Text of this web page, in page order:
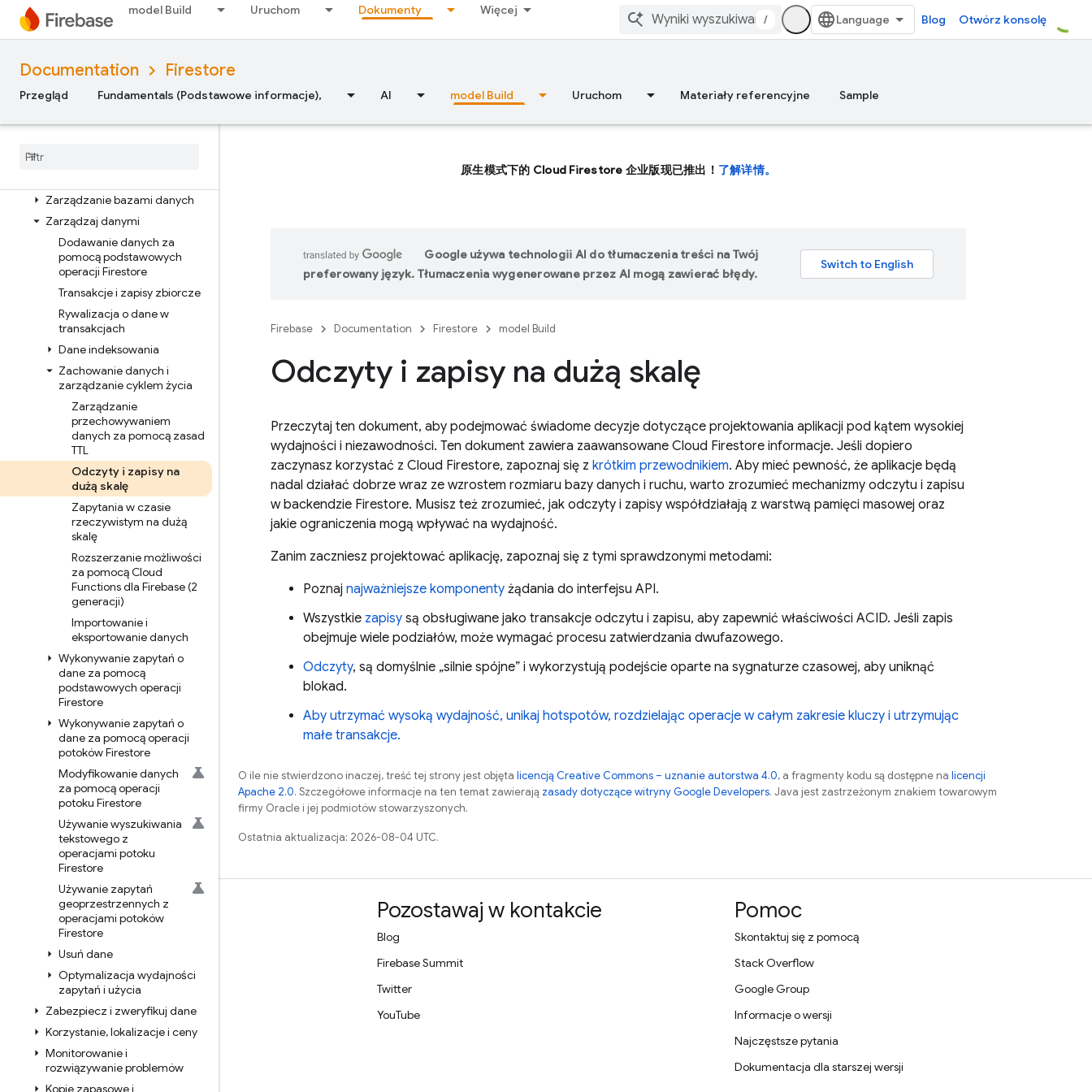
model Build Uruchom Dokumenty Więcej
/ Blog Otwórz konsolę
Documentation Firestore
Przegląd Fundamentals (Podstawowe informacje), AI model Build Uruchom Materiały referencyjne Sample
Omówienie trybów wersji
Enterprise
podstawowymi i potokowymi
Omówienie trybu natywnego
w wersji Enterprise
Pierwsze kroki z trybem
Zarządzanie bazami danych
Zarządzaj danymi
Dodawanie danych za
pomocą podstawowych
operacji Firestore
Transakcje i zapisy zbiorcze
Rywalizacja o dane w
transakcjach
Dane indeksowania
Zachowanie danych i
zarządzanie cyklem życia
Zarządzanie
przechowywaniem
danych za pomocą zasad
TTL
Odczyty i zapisy na
dużą skalę
Zapytania w czasie
rzeczywistym na dużą
skalę
Rozszerzanie możliwości
za pomocą Cloud
Functions dla Firebase (2
generacji)
Importowanie i
eksportowanie danych
Wykonywanie zapytań o
dane za pomocą
podstawowych operacji
Firestore
Wykonywanie zapytań o
dane za pomocą operacji
potoków Firestore
Modyfikowanie danych
za pomocą operacji
potoku Firestore
Używanie wyszukiwania
tekstowego z
operacjami potoku
Firestore
Używanie zapytań
geoprzestrzennych z
operacjami potoków
Firestore
Usuń dane
Optymalizacja wydajności
zapytań i użycia
Zabezpiecz i zweryfikuj dane
Korzystanie,lokalizacje i ceny
Monitorowanie i
rozwiązywanie problemów
Kopie zapasowe i
原生模式下的 Cloud Firestore 企业版现已推出！ 了解详情。
Google używa technologii AI do tłumaczenia treści na Twój
preferowany język. Tłumaczenia wygenerowane przez AI mogą zawierać błędy.
Firebase Documentation Firestore model Build
Odczyty i zapisy na dużą skalę
Przeczytaj ten dokument, aby podejmować świadome decyzje dotyczące projektowania aplikacji pod kątem wysokiej
wydajności i niezawodności. Ten dokument zawiera zaawansowane Cloud Firestore informacje. Jeśli dopiero
zaczynasz korzystać z Cloud Firestore, zapoznaj się z krótkim przewodnikiem. Aby mieć pewność, że aplikacje będą
nadal działać dobrze wraz ze wzrostem rozmiaru bazy danych i ruchu, warto zrozumieć mechanizmy odczytu i zapisu
w backendzie Firestore. Musisz też zrozumieć, jak odczyty i zapisy współdziałają z warstwą pamięci masowej oraz
jakie ograniczenia mogą wpływać na wydajność.
Zanim zaczniesz projektować aplikację, zapoznaj się z tymi sprawdzonymi metodami:
Poznaj najważniejsze komponenty żądania do interfejsu API.
Wszystkie zapisy są obsługiwane jako transakcje odczytu i zapisu, aby zapewnić właściwości ACID. Jeśli zapis
obejmuje wiele podziałów, może wymagać procesu zatwierdzania dwufazowego.
Odczyty, są domyślnie „silnie spójne” i wykorzystują podejście oparte na sygnaturze czasowej, aby uniknąć
blokad.
Aby utrzymać wysoką wydajność, unikaj hotspotów, rozdzielając operacje w całym zakresie kluczy i utrzymując
małe transakcje.
O ile nie stwierdzono inaczej, treść tej strony jest objęta licencją Creative Commons – uznanie autorstwa 4.0, a fragmenty kodu są dostępne na licencji
Apache 2.0. Szczegółowe informacje na ten temat zawierają zasady dotyczące witryny Google Developers. Java jest zastrzeżonym znakiem towarowym
firmy Oracle i jej podmiotów stowarzyszonych.
Ostatnia aktualizacja: 2026-08-04 UTC.
Nauka
Przewodniki
Przykłady
Biblioteki
GitHub
Pozostawaj w kontakcie
Blog
Firebase Summit
Twitter
YouTube
Pomoc
Skontaktuj się z pomocą
Stack Overflow
Google Group
Informacje o wersji
Najczęstsze pytania
Dokumentacja dla starszej wersji